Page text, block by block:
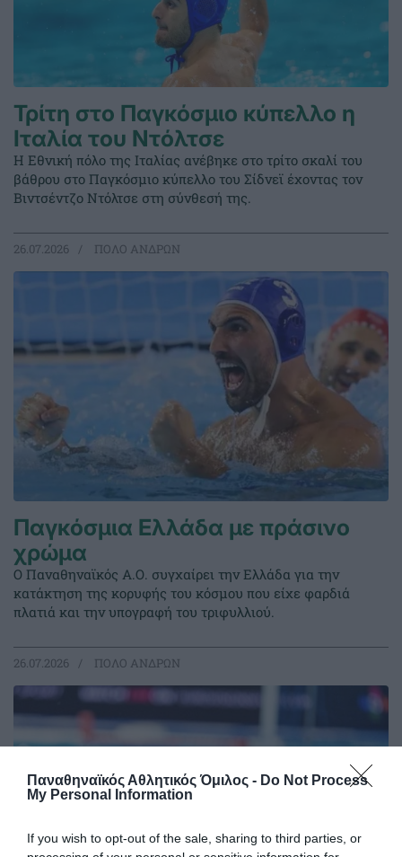
Παναθηναϊκός Αθλητικός Όμιλος - Do Not Process
My Personal Information
If you wish to opt-out of the sale, sharing to third parties, or
Τρίτη στο Παγκόσμιο κύπελλο η
Ιταλία του Ντόλτσε
Η Εθνική πόλο της Ιταλίας ανέβηκε στο τρίτο σκαλί του
βάθρου στο Παγκόσμιο κύπελλο του Σίδνεϊ έχοντας τον
Βιντσέντζο Ντόλτσε στη σύνθεσή της.
26.07.2026 ΠΟΛΟ ΑΝΔΡΩΝ
Παγκόσμια Ελλάδα με πράσινο
χρώμα
Ο Παναθηναϊκός Α.Ο. συγχαίρει την Ελλάδα για την
κατάκτηση της κορυφής του κόσμου που είχε φαρδιά
πλατιά και την υπογραφή του τριφυλλιού.
26.07.2026 ΠΟΛΟ ΑΝΔΡΩΝ